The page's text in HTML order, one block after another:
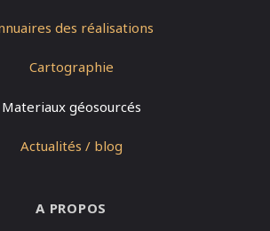
des réalisations
Cartographie
Materiaux géosourcés
Actualités / blog
A PROPOS